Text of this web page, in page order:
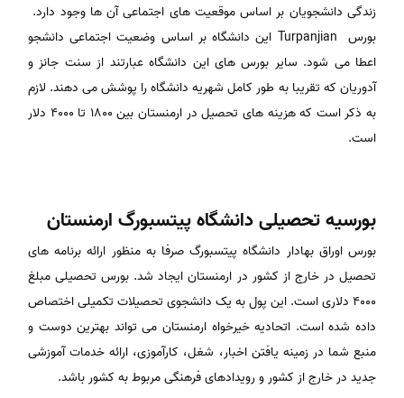
زندگی دانشجویان بر اساس موقعیت های اجتماعی آن ها وجود دارد.
بورس Turpanjian این دانشگاه بر اساس وضعیت اجتماعی دانشجو
اعطا می شود. سایر بورس های این دانشگاه عبارتند از سنت جانز و
آدوریان که تقریبا به طور کامل شهریه دانشگاه را پوشش می دهند. لازم
به ذکر است که هزینه های تحصیل در ارمنستان بین ۱۸۰۰ تا ۴۰۰۰ دلار
است.
بورسیه تحصیلی دانشگاه پیتسبورگ ارمنستان
بورس اوراق بهادار دانشگاه پیتسبورگ صرفا به منظور ارائه برنامه های
تحصیل در خارج از کشور در ارمنستان ایجاد شد. بورس تحصیلی مبلغ
4000 دلاری است. این پول به یک دانشجوی تحصیلات تکمیلی اختصاص
داده شده است. اتحادیه خیرخواه ارمنستان می تواند بهترین دوست و
منبع شما در زمینه یافتن اخبار، شغل، کارآموزی، ارائه خدمات آموزشی
جدید در خارج از کشور و رویدادهای فرهنگی مربوط به کشور باشد.